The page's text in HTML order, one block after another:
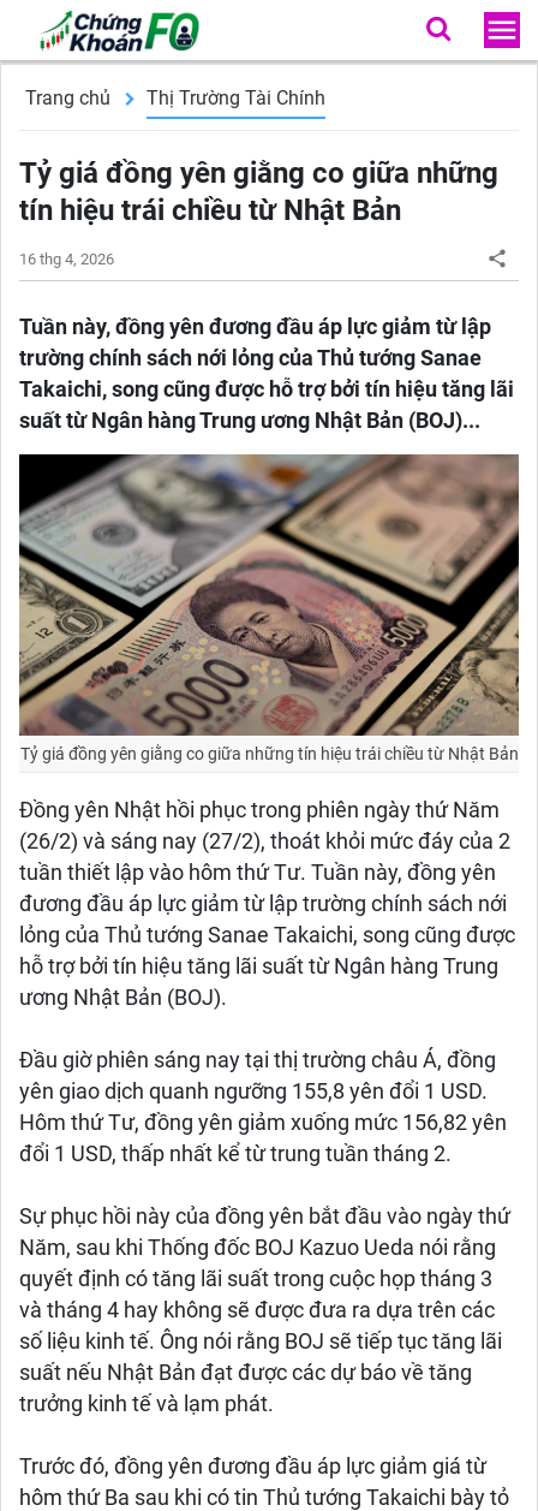
Trang chủ Thị Trường Tài Chính
Tỷ giá đồng yên giằng co giữa những
tín hiệu trái chiều từ Nhật Bản
16 thg 4, 2026
Tuần này, đồng yên đương đầu áp lực giảm từ lập
trường chính sách nới lỏng của Thủ tướng Sanae
Takaichi, song cũng được hỗ trợ bởi tín hiệu tăng lãi
suất từ Ngân hàng Trung ương Nhật Bản (BOJ)...
Tỷ giá đồng yên giằng co giữa những tín hiệu trái chiều từ Nhật Bản
Đồng yên Nhật hồi phục trong phiên ngày thứ Năm
(26/2) và sáng nay (27/2), thoát khỏi mức đáy của 2
tuần thiết lập vào hôm thứ Tư. Tuần này, đồng yên
đương đầu áp lực giảm từ lập trường chính sách nới
lỏng của Thủ tướng Sanae Takaichi, song cũng được
hỗ trợ bởi tín hiệu tăng lãi suất từ Ngân hàng Trung
ương Nhật Bản (BOJ).
Đầu giờ phiên sáng nay tại thị trường châu Á, đồng
yên giao dịch quanh ngưỡng 155,8 yên đổi 1 USD.
Hôm thứ Tư, đồng yên giảm xuống mức 156,82 yên
đổi 1 USD, thấp nhất kể từ trung tuần tháng 2.
Sự phục hồi này của đồng yên bắt đầu vào ngày thứ
Năm, sau khi Thống đốc BOJ Kazuo Ueda nói rằng
quyết định có tăng lãi suất trong cuộc họp tháng 3
và tháng 4 hay không sẽ được đưa ra dựa trên các
số liệu kinh tế. Ông nói rằng BOJ sẽ tiếp tục tăng lãi
suất nếu Nhật Bản đạt được các dự báo về tăng
trưởng kinh tế và lạm phát.
Trước đó, đồng yên đương đầu áp lực giảm giá từ
hôm thứ Ba sau khi có tin Thủ tướng Takaichi bày tỏ